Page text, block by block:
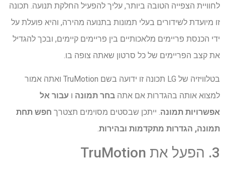
לחוויית הצפייה הטובה ביותר, עליך להפעיל החלקת תנועה. תכונה
זו מיועדת לשידורים בעלי תמונות בתנועה מהירה, והיא פועלת על
ידי הכנסת פריימים מלאכותיים בין פריימים קיימים, ובכך להגדיל
את קצב הפריימים של כל סרטון שאתה צופה בו.
בטלוויזיה של LG תכונה זו ידועה בשם TruMotion ואתה אמור
למצוא אותה בהגדרות אם אתה בחר תמונה ו עבור אל
אפשרויות תמונה. ייתכן שבסטים מסוימים תצטרך חפש תחת
תמונה, הגדרות מתקדמות ובהירות.
3. הפעל את TruMotion